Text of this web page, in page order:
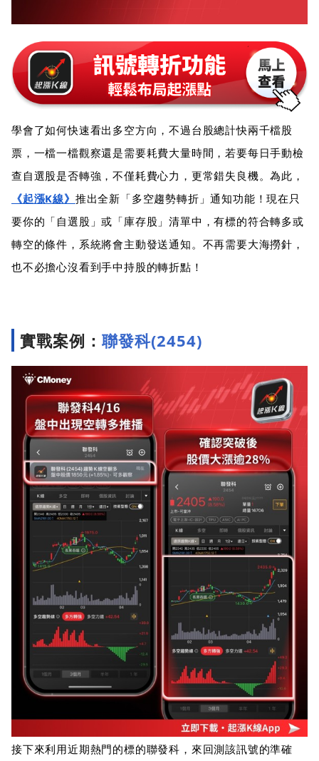
學會了如何快速看出多空方向，不過台股總計快兩千檔股
票，一檔一檔觀察還是需要耗費大量時間，若要每日手動檢
查自選股是否轉強，不僅耗費心力，更常錯失良機。為此，
《起漲K線》 推出全新「多空趨勢轉折」通知功能！現在只
要你的「自選股」或「庫存股」清單中，有標的符合轉多或
轉空的條件，系統將會主動發送通知。不再需要大海撈針，
也不必擔心沒看到手中持股的轉折點！
實戰案例： 聯發科(2454)
接下來利用近期熱門的標的聯發科，來回測該訊號的準確